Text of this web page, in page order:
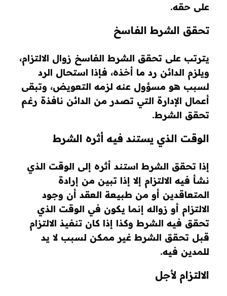
على حقه.
تحقق الشرط الفاسخ
يترتب على تحقق الشرط الفاسخ زوال الالتزام،
ويلزم الدائن رد ما أخذه، فإذا استحال الرد
لسبب هو مسؤول عنه لزمه التعويض، وتبقى
أعمال الإدارة التي تصدر من الدائن نافذة رغم
تحقق الشرط.
الوقت الذي يستند فيه أثره الشرط
إذا تحقق الشرط استند أثره إلى الوقت الذي
نشأ فيه الالتزام إلا إذا تبين من إرادة
المتعاقدين أو من طبيعة العقد أن وجود
الالتزام أو زواله إنما يكون في الوقت الذي
تحقق فيه الشرط وكذا إذا كان تنفيذ الالتزام
قبل تحقق الشرط غير ممكن لسبب لا يد
للمدين فيه.
الالتزام لأجل